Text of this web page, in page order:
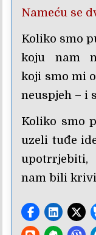
Nameću se
Koliko smo
koju nam
koji smo mi
neuspjeh – i
Koliko smo
uzeli tuđe
nam bili